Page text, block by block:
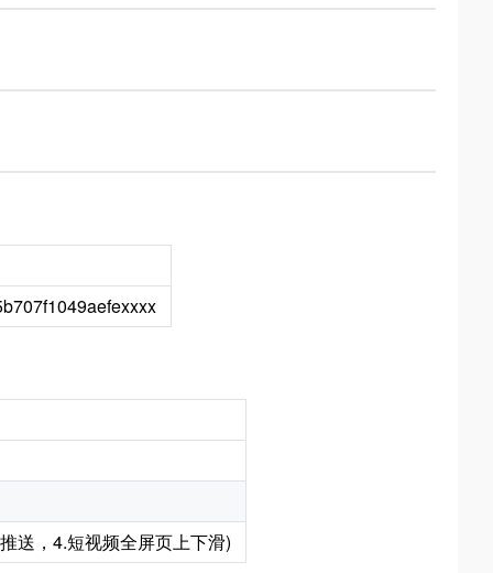
送，4.短视频全屏页上下滑)